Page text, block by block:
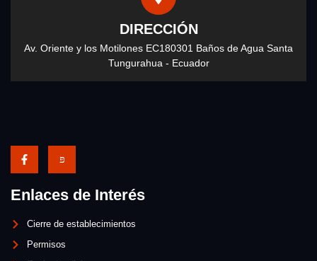
DIRECCIÓN
Av. Oriente y los Motilones EC180301 Baños de Agua Santa
Tungurahua - Ecuador
Enlaces de Interés
Cierre de establecimientos
Permisos